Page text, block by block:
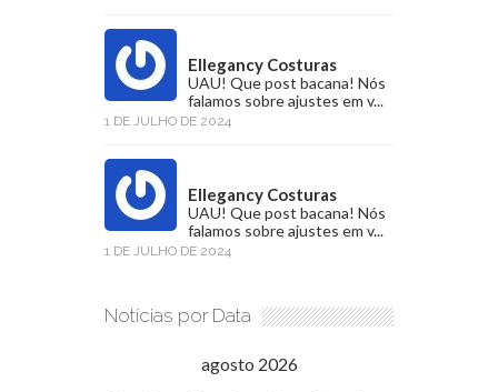
Ellegancy Costuras
UAU! Que post bacana! Nós
falamos sobre ajustes em v...
1 DE JULHO DE 2024
Ellegancy Costuras
UAU! Que post bacana! Nós
falamos sobre ajustes em v...
1 DE JULHO DE 2024
Notícias por Data
agosto 2026